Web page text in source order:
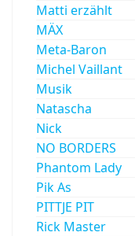
Matti erzählt
MÄX
Meta-Baron
Michel Vaillant
Musik
Natascha
Nick
NO BORDERS
Phantom Lady
Pik As
PITTJE PIT
Rick Master